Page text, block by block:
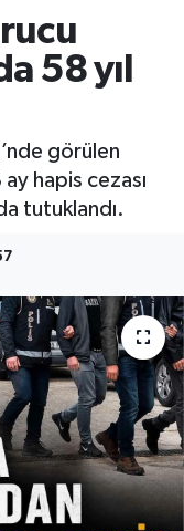
58 yıl
görülen
hapis cezası
tutuklandı.